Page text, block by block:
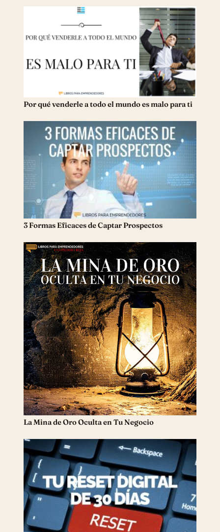
Por qué venderle a todo el mundo es malo para ti
3 Formas Eficaces de Captar Prospectos
La Mina de Oro Oculta en Tu Negocio